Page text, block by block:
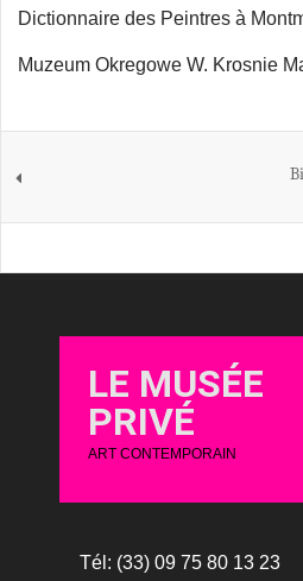
Dictionnaire des Peintres à
Muzeum Okregowe W. Krosnie
LE MUSÉE
PRIVÉ
ART CONTEMPORAIN
Tél: (33) 09 75 80 13 23